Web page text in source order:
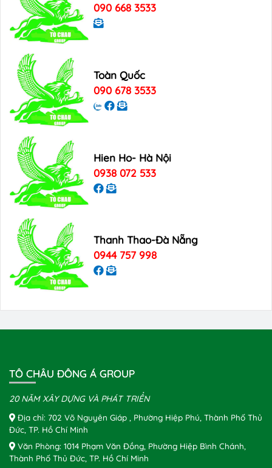
090 668 3533
Toàn Quốc
090 678 3533
Hien Ho- Hà Nội
0938 072 533
Thanh Thao-Đà Nẵng
0944 757 998
TÔ CHÂU ĐÔNG Á GROUP
20 NĂM XÂY DỰNG VÀ PHÁT TRIỂN
Địa chỉ: 702 Võ Nguyên Giáp , Phường Hiệp Phú, Thành Phố Thủ
Đức, TP. Hồ Chí Minh
Văn Phòng: 1014 Phạm Văn Đồng, Phường Hiệp Bình Chánh,
Thành Phố Thủ Đức, TP. Hồ Chí Minh